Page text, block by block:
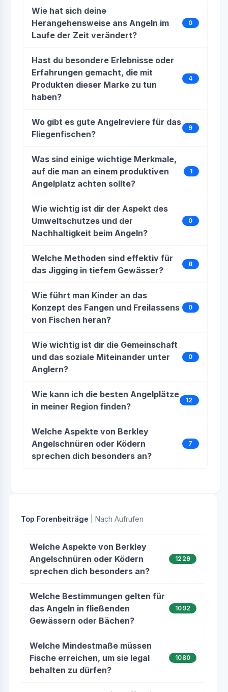
Wie hat sich deine
Herangehensweise ans Angeln im
Laufe der Zeit verändert?
0
Hast du besondere Erlebnisse oder
Erfahrungen gemacht, die mit
Produkten dieser Marke zu tun
haben?
4
Wo gibt es gute Angelreviere für das
Fliegenfischen?
9
Was sind einige wichtige Merkmale,
auf die man an einem produktiven
Angelplatz achten sollte?
1
Wie wichtig ist dir der Aspekt des
Umweltschutzes und der
Nachhaltigkeit beim Angeln?
0
Welche Methoden sind effektiv für
das Jigging in tiefem Gewässer?
8
Wie führt man Kinder an das
Konzept des Fangen und Freilassens
von Fischen heran?
0
Wie wichtig ist dir die Gemeinschaft
und das soziale Miteinander unter
Anglern?
0
Wie kann ich die besten Angelplätze
in meiner Region finden?
12
Welche Aspekte von Berkley
Angelschnüren oder Ködern
sprechen dich besonders an?
7
Top Forenbeiträge | Nach Aufrufen
Welche Aspekte von Berkley
Angelschnüren oder Ködern
sprechen dich besonders an?
1229
Welche Bestimmungen gelten für
das Angeln in fließenden
Gewässern oder Bächen?
1092
Welche Mindestmaße müssen
Fische erreichen, um sie legal
behalten zu dürfen?
1080